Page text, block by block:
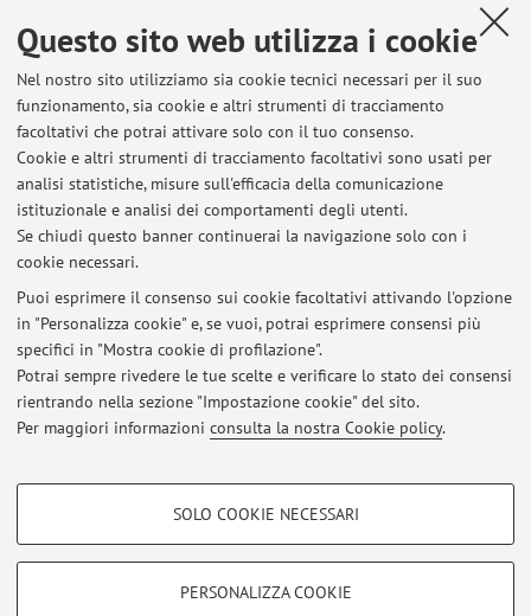
Questo sito web utilizza i cookie
Nel nostro sito utilizziamo sia cookie tecnici necessari per il suo
funzionamento, sia cookie e altri strumenti di tracciamento
facoltativi che potrai attivare solo con il tuo consenso.
Cookie e altri strumenti di tracciamento facoltativi sono usati per
analisi statistiche, misure sull'efficacia della comunicazione
istituzionale e analisi dei comportamenti degli utenti.
Se chiudi questo banner continuerai la navigazione solo con i
cookie necessari.
Puoi esprimere il consenso sui cookie facoltativi attivando l'opzione
in "Personalizza cookie" e, se vuoi, potrai esprimere consensi più
specifici in "Mostra cookie di profilazione".
Potrai sempre rivedere le tue scelte e verificare lo stato dei consensi
rientrando nella sezione "Impostazione cookie" del sito.
Per maggiori informazioni consulta la nostra Cookie policy.
COOKIE DI PROFILAZIONE - FACOLTATIVI
SOLO COOKIE NECESSARI
PERSONALIZZA COOKIE
Ultimi avvisi
Risultati esame Comunicazione Sociale e Umanitaria, appello del
05/02/2026
Pubblicato il: 11 febbraio 2026
Exam results - Power Relations and Victimization Processes
(05.02.2026)
Pubblicato il: 10 febbraio 2026
Risultati esame Comunicazione Sociale e Umanitaria, appello del
22/01/2026
Pubblicato il: 28 gennaio 2026
Area riservata
Accedi tramiteloginper gestire tutti i contenuti del sito.